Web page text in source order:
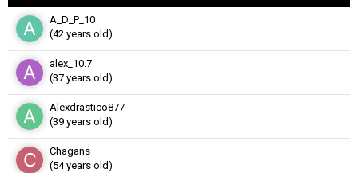
A_D_P_10
(42 years old)
alex_10.7
(37 years old)
Alexdrastico877
(39 years old)
Chagans
(54 years old)